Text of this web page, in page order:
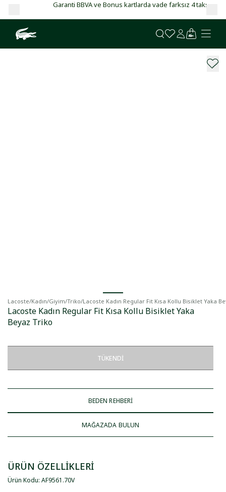
Garanti BBVA ve Bonus kartlarda vade farksız 4 taksit!
Lacoste/Kadın/Giyim/Triko/Lacoste Kadın Regular Fit Kısa Kollu Bisiklet Yaka
Lacoste Kadın Regular Fit Kısa Kollu Bisiklet Yaka
Beyaz Triko
TÜKENDI
BEDEN REHBERİ
MAĞAZADA BULUN
ÜRÜN ÖZELLİKLERİ
Ürün Kodu: AF9561 .70V